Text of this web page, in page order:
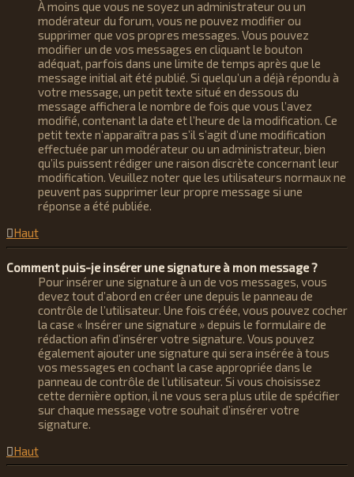
À moins que vous ne soyez un administrateur ou un
modérateur du forum, vous ne pouvez modifier ou
supprimer que vos propres messages. Vous pouvez
modifier un de vos messages en cliquant le bouton
adéquat, parfois dans une limite de temps après que le
message initial ait été publié. Si quelqu’un a déjà répondu à
votre message, un petit texte situé en dessous du
message affichera le nombre de fois que vous l’avez
modifié, contenant la date et l’heure de la modification. Ce
petit texte n’apparaîtra pas s’il s’agit d’une modification
effectuée par un modérateur ou un administrateur, bien
qu’ils puissent rédiger une raison discrète concernant leur
modification. Veuillez noter que les utilisateurs normaux ne
peuvent pas supprimer leur propre message si une
réponse a été publiée.
Haut
Comment puis-je insérer une signature à mon message ?
Pour insérer une signature à un de vos messages, vous
devez tout d’abord en créer une depuis le panneau de
contrôle de l’utilisateur. Une fois créée, vous pouvez cocher
la case « Insérer une signature » depuis le formulaire de
rédaction afin d’insérer votre signature. Vous pouvez
également ajouter une signature qui sera insérée à tous
vos messages en cochant la case appropriée dans le
panneau de contrôle de l’utilisateur. Si vous choisissez
cette dernière option, il ne vous sera plus utile de spécifier
sur chaque message votre souhait d’insérer votre
signature.
Haut